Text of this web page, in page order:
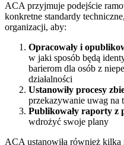
ACA przyjmuje podejście
konkretne standardy
organizacji, aby:
Opracowały i
w jaki sposób będą
barierom dla osób z
działalności
Ustanowiły procesy
przekazywanie uwag na
Publikowały raporty z
wdrożyć swoje plany
ACA ustanowiła również